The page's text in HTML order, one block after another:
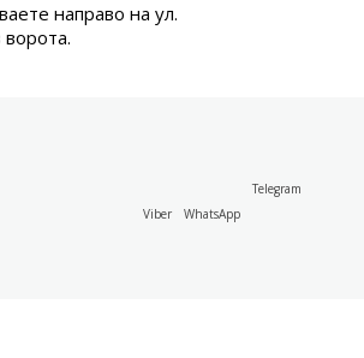
направо на ул.
Viber WhatsApp
Telegram